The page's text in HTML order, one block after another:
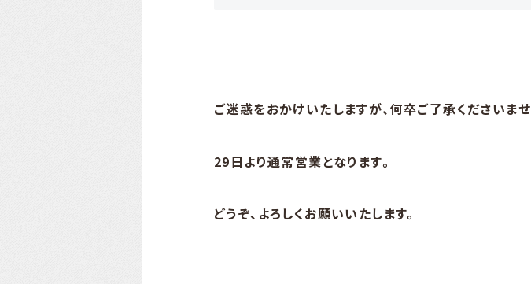
ご迷惑をおかけいたしますが、何卒ご了承くださいませ
29日より通常営業となります。
どうぞ、よろしくお願いいたします。